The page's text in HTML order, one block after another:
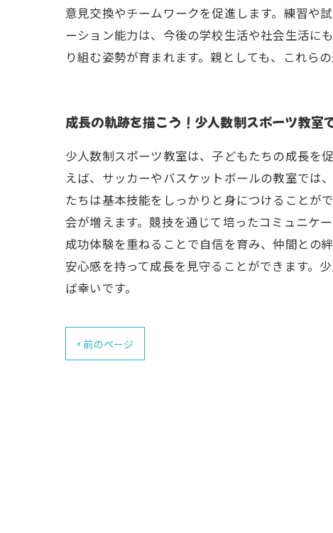
意見交換やチームワークを促進します。練習や
ーション能力は、今後の学校生活や社会生活に
り組む姿勢が育まれます。親としても、これら
成長の軌跡を描こう！少人数制スポーツ教室
少人数制スポーツ教室は、子どもたちの成長を
えば、サッカーやバスケットボールの教室では
たちは基本技能をしっかりと身につけることが
会が増えます。競技を通じて培ったコミュニケ
成功体験を重ねることで自信を育み、仲間との
安心感を持って成長を見守ることができます。
ば幸いです。
< 前のページ